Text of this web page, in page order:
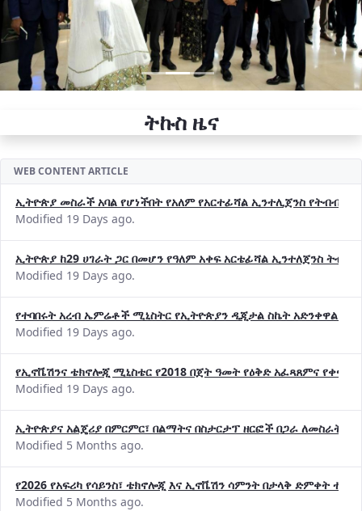
ትኩስ ዜና
WEB CONTENT ARTICLE
ኢትዮጵያ መስራች አባል የሆነችበት የአለም የአርተፊሻል ኢንተሊጀንስ የትብብር
Modified 19 Days ago.
ኢትዮጵያ ከ29 ሀገራት ጋር በመሆን የዓለም አቀፍ አርቴፊሻል ኢንተለጀንስ
Modified 19 Days ago.
የተባበሩት አረብ ኤምሬቶች ሚኒስትር የኢትዮጵያን ዲጂታል ስኬት አድንቀዋል
Modified 19 Days ago.
የኢኖቬሽንና ቴክኖሎጂ ሚኒስቴር የ2018 በጀት ዓመት የዕቅድ አፈጻጸምና
Modified 19 Days ago.
ኢትዮጵያና አልጄሪያ በምርምር፣ በልማትና በስታርታፕ ዘርፎች በጋራ ለመስራት
Modified 5 Months ago.
የ2026 የአፍሪካ የሳይንስ፣ ቴክኖሎጂ እና ኢኖቬሽን ሳምንት በታላቅ ድምቀት
Modified 5 Months ago.